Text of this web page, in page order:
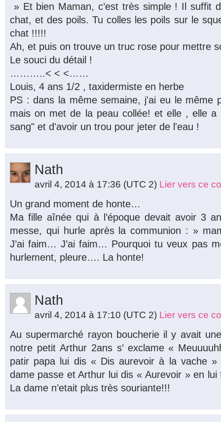
» Et bien Maman, c’est très simple ! Il suffit
chat, et des poils. Tu colles les poils sur le
chat !!!!!
Ah, et puis on trouve un truc rose pour mettre
Le souci du détail !
………..< < <……
Louis, 4 ans 1/2 , taxidermiste en herbe
PS : dans la même semaine, j'ai eu le même
mais on met de la peau collée! et elle , elle a
sang" et d'avoir un trou pour jeter de l'eau !
Nath
avril 4, 2014 à 17:36 (UTC 2) Lier vers ce
Un grand moment de honte…
Ma fille aînée qui à l’époque devait avoir 3
messe, qui hurle après la communion : »
J’ai faim… J’ai faim… Pourquoi tu veux pas
hurlement, pleure…. La honte!
Nath
avril 4, 2014 à 17:10 (UTC 2) Lier vers ce
Au supermarché rayon boucherie il y avait
notre petit Arthur 2ans s’ exclame «
patir papa lui dis « Dis aurevoir à la vache
dame passe et Arthur lui dis « Aurevoir » en
La dame n’etait plus très souriante!!!